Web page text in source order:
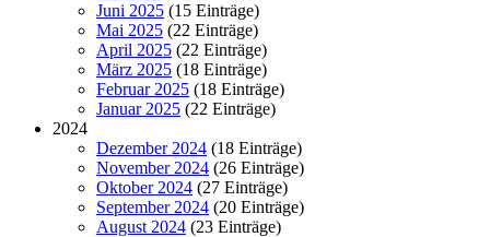
Juni 2025 (15 Einträge)
Mai 2025 (22 Einträge)
April 2025 (22 Einträge)
März 2025 (18 Einträge)
Februar 2025 (18 Einträge)
Januar 2025 (22 Einträge)
2024
Dezember 2024 (18 Einträge)
November 2024 (26 Einträge)
Oktober 2024 (27 Einträge)
September 2024 (20 Einträge)
August 2024 (23 Einträge)